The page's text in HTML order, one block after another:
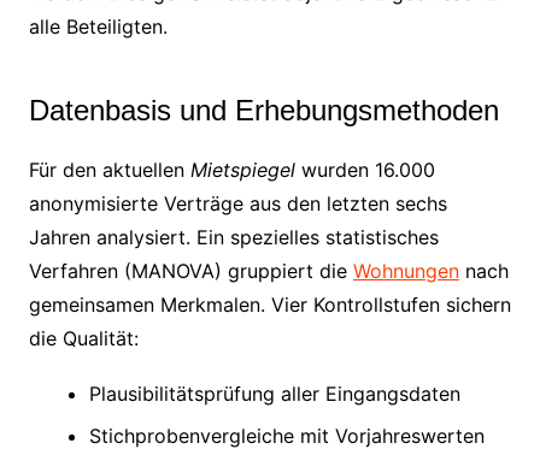
alle Beteiligten.
Datenbasis und Erhebungsmethoden
Für den aktuellen Mietspiegelwurden 16.000
anonymisierte Verträge aus den letzten sechs
Jahren analysiert. Ein spezielles statistisches
Verfahren (MANOVA) gruppiert die Wohnungennach
gemeinsamen Merkmalen. Vier Kontrollstufen sichern
die Qualität:
Plausibilitätsprüfung aller Eingangsdaten
Stichprobenvergleiche mit Vorjahreswerten